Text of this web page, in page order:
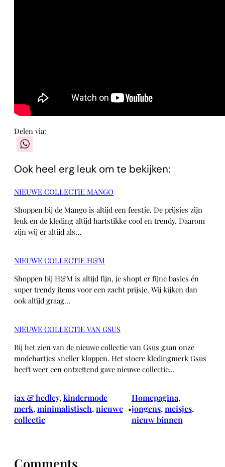
Delen via:
Ook heel erg leuk om te bekijken:
NIEUWE COLLECTIE MANGO
Shoppen bij de Mango is altijd een feestje. De prijsjes zijn
leuk en de kleding altijd hartstikke cool en trendy. Daarom
zijn wij er altijd als…
NIEUWE COLLECTIE H&M
Shoppen bij H&M is altijd fijn, je shopt er fijne basics én
super trendy items voor een zacht prijsje. Wij kijken dan
ook altijd graag…
NIEUWE COLLECTIE VAN GSUS
Bij het zien van de nieuwe collectie van Gsus gaan onze
modehartjes sneller kloppen. Het stoere kledingmerk Gsus
heeft weer een ontzettend gave nieuwe collectie…
jax & hedley, kindermode
merk, minimalistisch, nieuwe
collectie
•
Homepagina ,
jongens, meisjes,
nieuw binnen
Comments